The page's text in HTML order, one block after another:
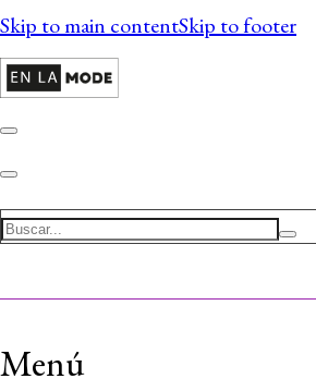
Skip to main contentSkip to footer
Search
Menú